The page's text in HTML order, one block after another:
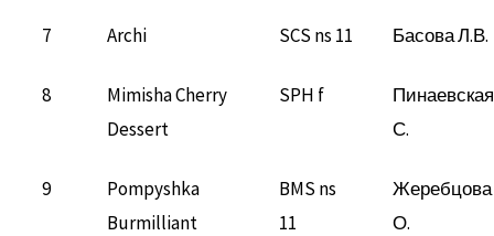
7 Archi SCS ns 11 Басова Л.В.
8
Mimisha Cherry
Dessert
SPH f
Пинаевская
С.
9
Pompyshka
Burmilliant
BMS ns
11
Жеребцова
О.